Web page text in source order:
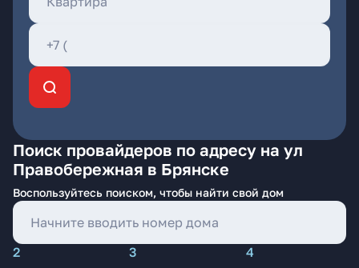
Поиск провайдеров по адресу на ул
Правобережная в Брянске
Воспользуйтесь поиском, чтобы найти свой дом
2 3
4